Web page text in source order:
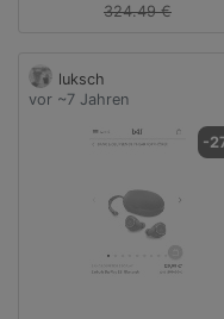
324.49 €
luksch
vor ~7 Jahren
-